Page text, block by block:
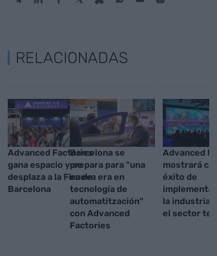
RELACIONADAS
Advanced Factories
gana espacio y se
desplaza a la Fira de
Barcelona
Barcelona se
prepara para "una
nueva era en
tecnología de
automatitzación"
con Advanced
Factories
Advanced
mostrará
éxito de
la industria
el sector